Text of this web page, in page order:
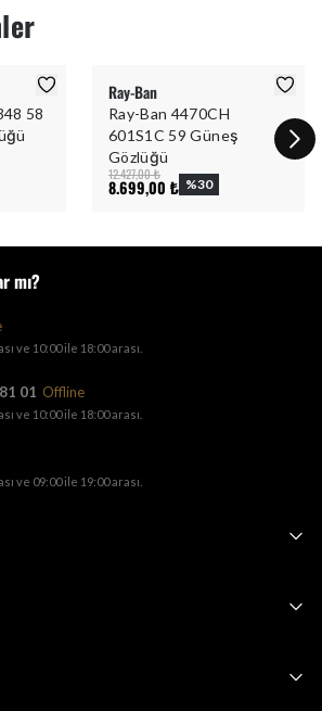
58
Ray-Ban
Ray-Ban 4470CH
601S1C 59 Güneş
Gözlüğü
12.427,00 ₺
8.699,00 ₺ %30
mı?
ve 10:00 ile 18:00 arası.
01 Offline
ve 10:00 ile 18:00 arası.
ve 09:00 ile 19:00 arası.